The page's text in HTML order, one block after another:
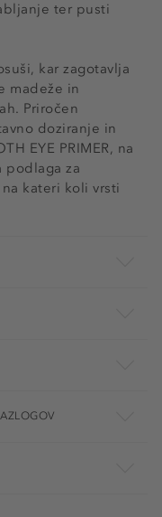
ter pusti
kar zagotavlja
madeže in
Priročen
doziranje in
EYE PRIMER, na
podlaga za
kateri koli vrsti